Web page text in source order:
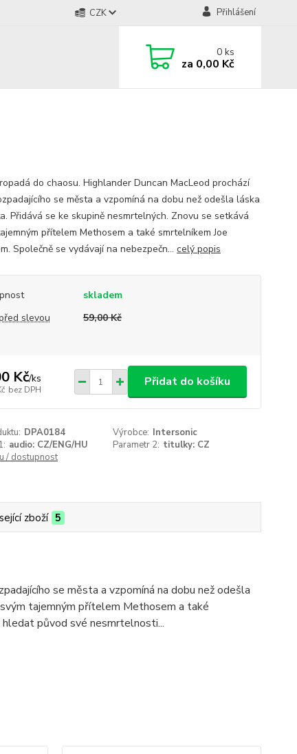
CZK Přihlášení
0ks
za 0,00 Kč
do chaosu. Highlander Duncan MacLeod prochází
se města a vzpomíná na dobu než odešla láska
Přidává se ke skupině nesmrtelných. Znovu se setkává
přítelem Methosem a také smrtelníkem Joe
Společně se vydávají na nebezpečn... celý popis
skladem
slevou
59,00 Kč
Kč/ks
bez DPH
Přidat do košíku
DPA0184 Výrobce: Intersonic
audio: CZ/ENG/HU Parametr 2: titulky: CZ
/ dostupnost
zboží 5
se města a vzpomíná na dobu než odešla
tajemným přítelem Methosem a také
hledat původ své nesmrtelnosti...